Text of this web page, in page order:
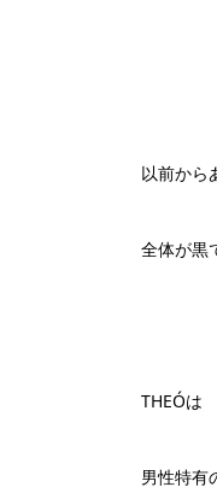
以前から
全体が黒
THEÓは
男性特有